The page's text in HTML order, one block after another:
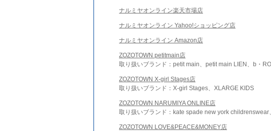
ナルミヤオンライン楽天市場店
ナルミヤオンライン Yahoo!ショッピング店
ナルミヤオンライン Amazon店
ZOZOTOWN petitmain店
取り扱いブランド：petit main、petit main LIEN、b・
ZOZOTOWN X-girl Stages店
取り扱いブランド：X-girl Stages、XLARGE KIDS
ZOZOTOWN NARUMIYA ONLINE店
取り扱いブランド：kate spade new york
ZOZOTOWN LOVE&PEACE&MONEY店